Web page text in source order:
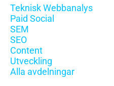
Teknisk Webbanalys
Paid Social
SEM
SEO
Content
Utveckling
Alla avdelningar